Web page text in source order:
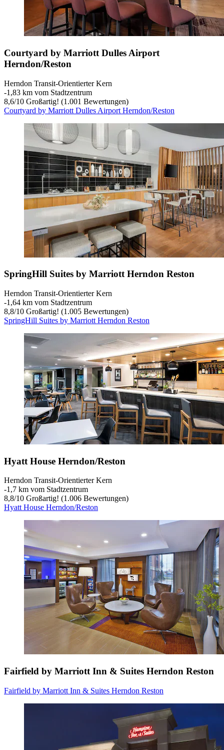
Courtyard by Marriott Dulles Airport
Herndon/Reston
Herndon Transit-Orientierter Kern
‐1,83 km vom Stadtzentrum
8,6/10 Großartig! (1.001 Bewertungen)
Courtyard by Marriott Dulles Airport Herndon/Reston
SpringHill Suites by Marriott Herndon Reston
Herndon Transit-Orientierter Kern
‐1,64 km vom Stadtzentrum
8,8/10 Großartig! (1.005 Bewertungen)
SpringHill Suites by Marriott Herndon Reston
Hyatt House Herndon/Reston
Herndon Transit-Orientierter Kern
‐1,7 km vom Stadtzentrum
8,8/10 Großartig! (1.006 Bewertungen)
Hyatt House Herndon/Reston
Fairfield by Marriott Inn & Suites Herndon Reston
Fairfield by Marriott Inn & Suites Herndon Reston